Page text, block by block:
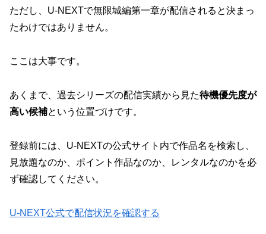
ただし、U-NEXTで無限城編第一章が配信されると決まっ
たわけではありません。
ここは大事です。
あくまで、過去シリーズの配信実績から見た待機優先度が
高い候補という位置づけです。
登録前には、U-NEXTの公式サイト内で作品名を検索し、
見放題なのか、ポイント作品なのか、レンタルなのかを必
ず確認してください。
U-NEXT公式で配信状況を確認する